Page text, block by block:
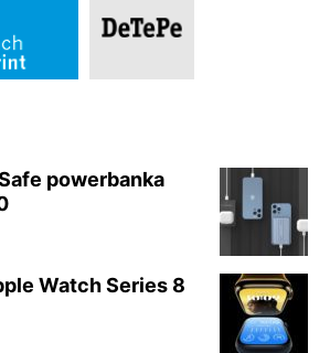
powerbanka
Watch Series 8